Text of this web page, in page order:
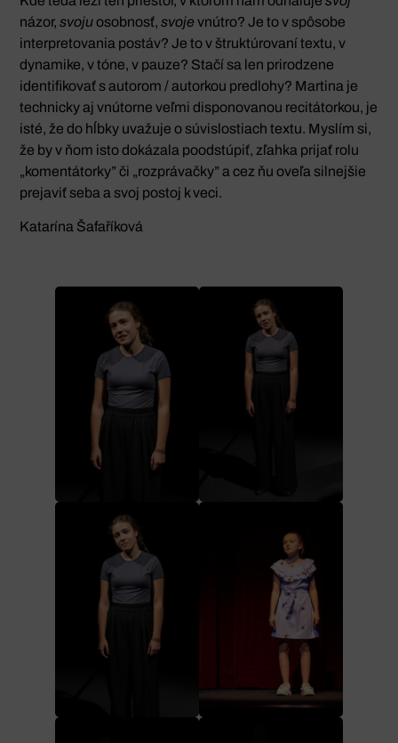
názor,svojuosobnosť,svoje vnútro? Je to v spôsobe
interpretovania postáv? Je to v štruktúrovaní textu, v
dynamike, v tóne, v pauze? Stačí sa len prirodzene
identifikovať s autorom / autorkou predlohy? Martina je
technicky aj vnútorne veľmi disponovanou recitátorkou, je
isté, že do hĺbky uvažuje o súvislostiach textu. Myslím si,
že by v ňom isto dokázala poodstúpiť, zľahka prijať rolu
„komentátorky” či „rozprávačky” a cez ňu oveľa silnejšie
prejaviť seba a svoj postoj k veci.
Katarína Šafaříková